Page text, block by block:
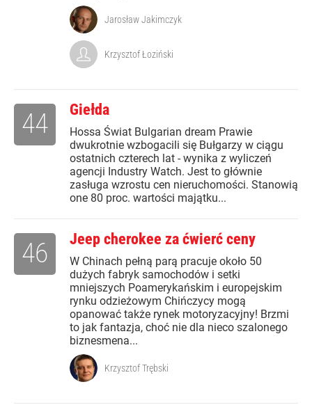
Jarosław Jakimczyk
Krzysztof Łoziński
Giełda
Hossa Świat Bulgarian dream Prawie
dwukrotnie wzbogacili się Bułgarzy w ciągu
ostatnich czterech lat - wynika z wyliczeń
agencji Industry Watch. Jest to głównie
zasługa wzrostu cen nieruchomości. Stanowią
one 80 proc. wartości majątku...
44
Jeep cherokee za ćwierć ceny
W Chinach pełną parą pracuje około 50
dużych fabryk samochodów i setki
mniejszych Poamerykańskim i europejskim
rynku odzieżowym Chińczycy mogą
opanować także rynek motoryzacyjny! Brzmi
to jak fantazja, choć nie dla nieco szalonego
biznesmena...
46
Krzysztof Trębski